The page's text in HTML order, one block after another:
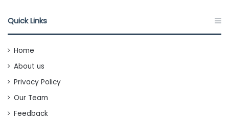
Quick Links
Home
About us
Privacy Policy
Our Team
Feedback